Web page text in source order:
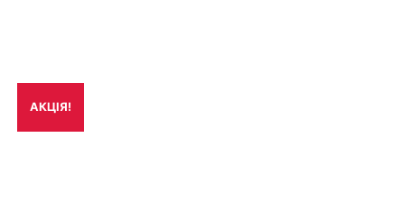
АКЦІЯ!